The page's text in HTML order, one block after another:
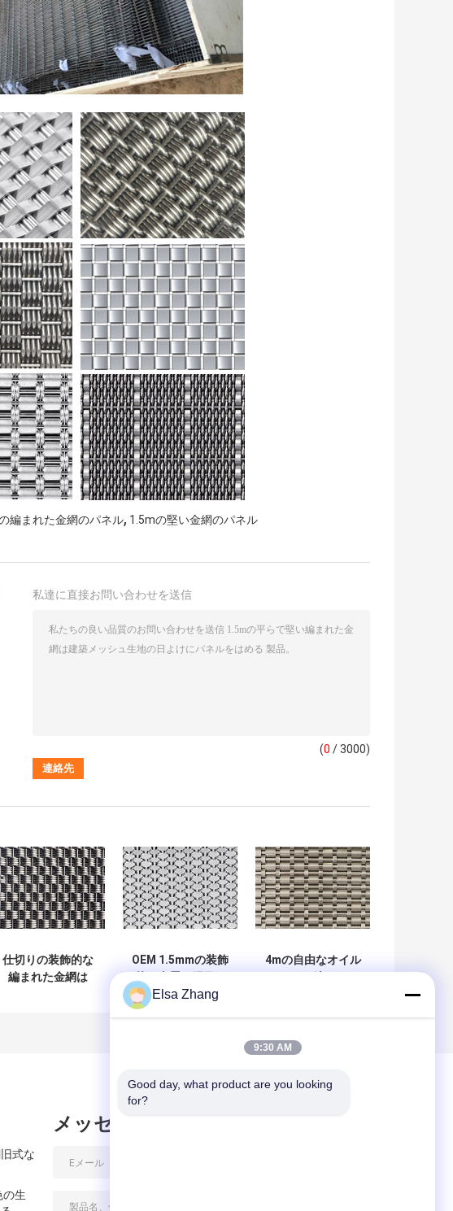
編まれた金網のパネル, 1.5mの堅い金網のパネル
私達に直接お問い合わせを送信
(0 / 3000)
仕切りの装飾的な
編まれた金網は
OEM 1.5mmの装飾
クリーン15ftの鋼
線の生地の正面の
4mの自由なオイル
にパネルをはめる
式な
生
メッセージ
Elsa Zhang
9:30 AM
Good day, what product are you looking
for?